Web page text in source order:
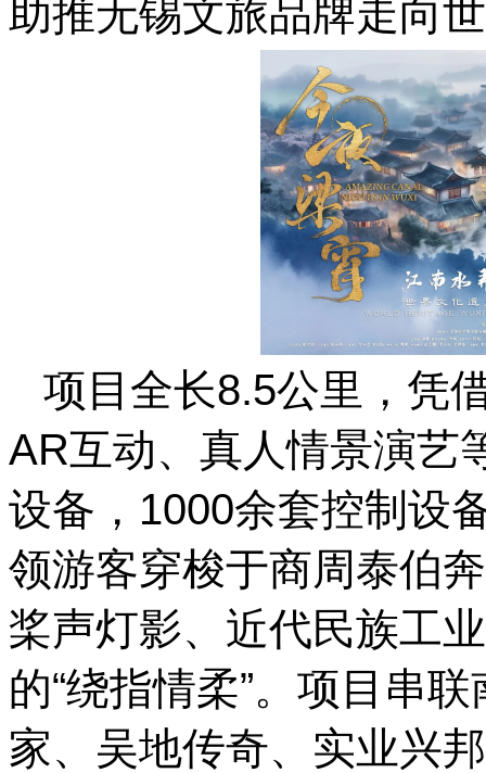
助推无锡文旅品牌走向
项目全长8.5公里，凭
AR互动、真人情景演艺
设备，1000余套控制设
领游客穿梭于商周泰伯
桨声灯影、近代民族工
的“绕指情柔”。项目串
家、吴地传奇、实业兴